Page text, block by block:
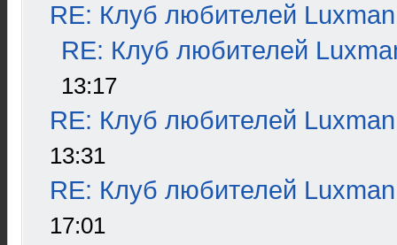
RE: Клуб любителей Luxman
RE: Клуб любителей
13:17
RE: Клуб любителей Luxman
13:31
RE: Клуб любителей Luxman
17:01